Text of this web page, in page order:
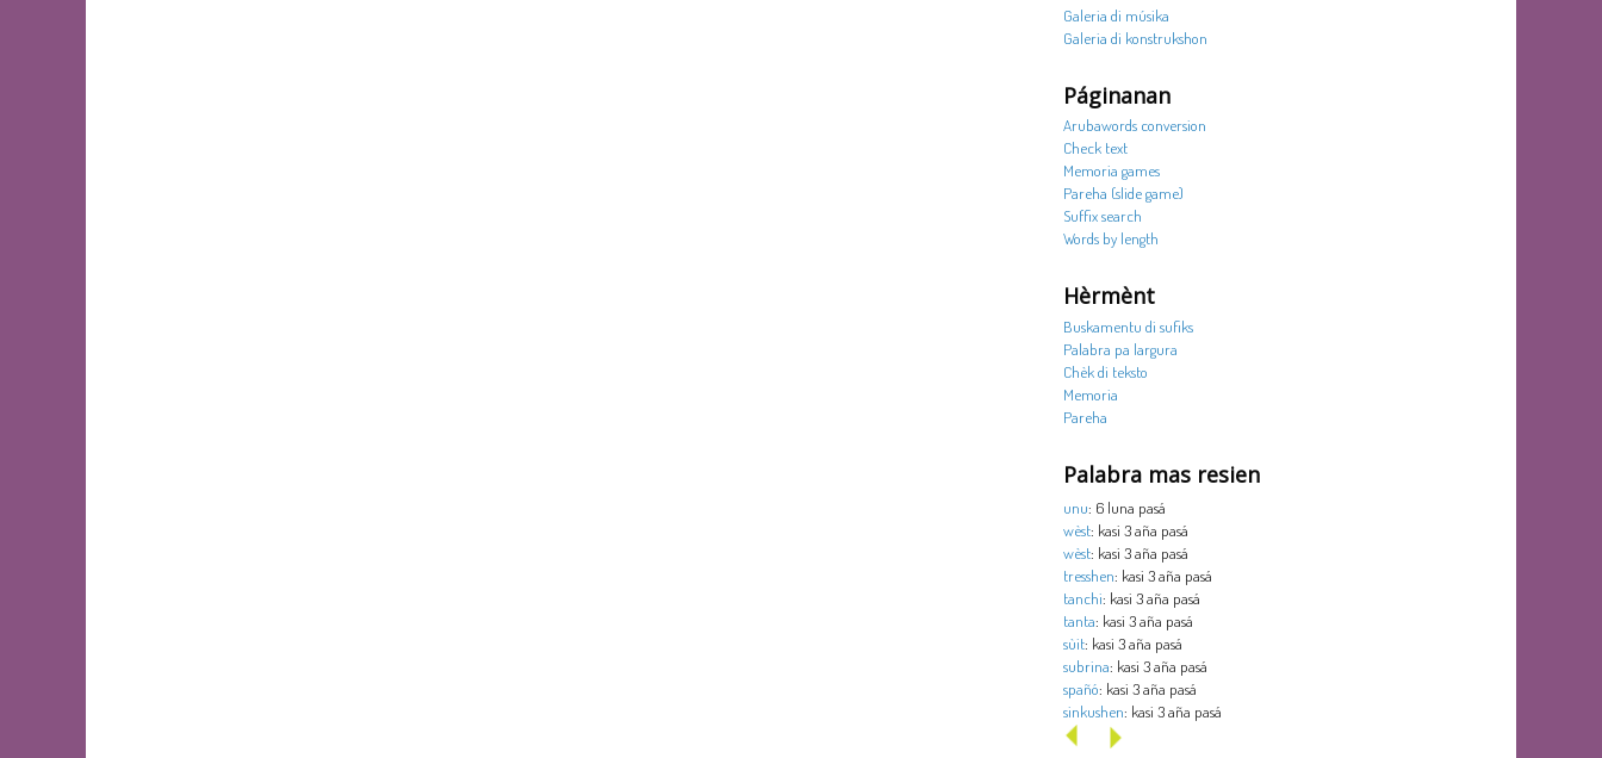
Galeria di músika
Galeria di konstrukshon
Páginanan
Arubawords conversion
Check text
Memoria games
Pareha (slide game)
Suffix search
Words by length
Hèrmènt
Buskamentu di sufiks
Palabra pa largura
Chèk di teksto
Memoria
Pareha
Palabra mas resien
unu: 6 luna pasá
wèst: kasi 3 aña pasá
wèst: kasi 3 aña pasá
tresshen: kasi 3 aña pasá
tanchi: kasi 3 aña pasá
tanta: kasi 3 aña pasá
sùit: kasi 3 aña pasá
subrina: kasi 3 aña pasá
spañó: kasi 3 aña pasá
sinkushen: kasi 3 aña pasá